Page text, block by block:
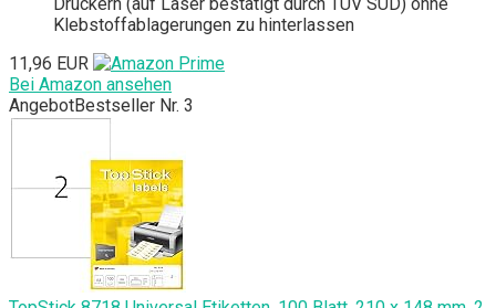
Klebstoffablagerungen zu hinterlassen
11,96 EUR
Bei Amazon ansehen
AngebotBestseller Nr. 3